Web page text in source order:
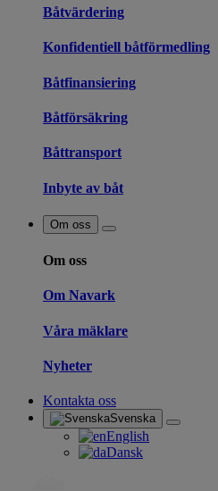
Båtvärdering
Konfidentiell båtförmedling
Båtfinansiering
Båtförsäkring
Båttransport
Inbyte av båt
Om oss
Om oss
Om Navark
Våra mäklare
Nyheter
Kontakta oss
Svenska
English
Dansk